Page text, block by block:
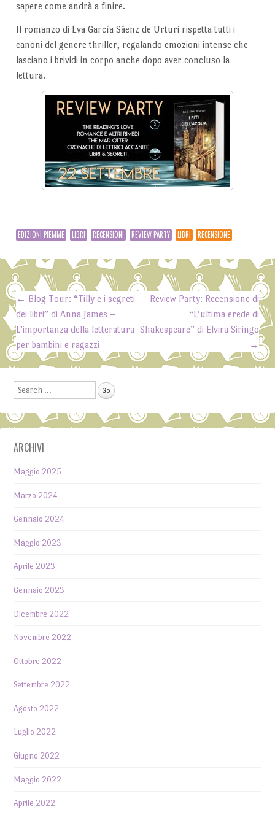
sapere come andrà a finire.
Il romanzo di Eva García Sáenz de Urturi rispetta tutti i
canoni del genere thriller, regalando emozioni intense che
lasciano i brividi in corpo anche dopo aver concluso la
lettura.
EDIZIONI PIEMME LIBRI RECENSIONI REVIEW PARTY LIBRI RECENSIONE
Post navigation
← Blog Tour: “Tilly e i segreti
dei libri” di Anna James –
L’importanza della letteratura
per bambini e ragazzi
Review Party: Recensione di
“L’ultima erede di
Shakespeare” di Elvira Siringo
→
Search
ARCHIVI
Maggio 2025
Marzo 2024
Gennaio 2024
Maggio 2023
Aprile 2023
Gennaio 2023
Dicembre 2022
Novembre 2022
Ottobre 2022
Settembre 2022
Agosto 2022
Luglio 2022
Giugno 2022
Maggio 2022
Aprile 2022